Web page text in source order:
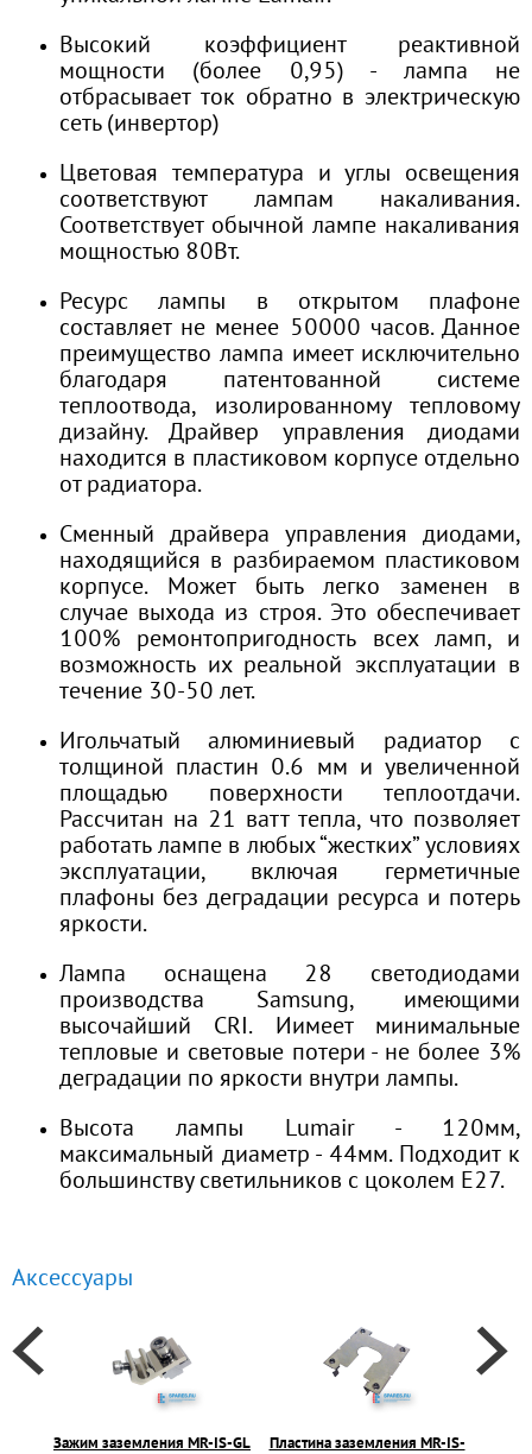
Высокий коэффициент реактивной
мощности (более 0,95) - лампа не
отбрасывает ток обратно в электрическую
сеть (инвертор)
Цветовая температура и углы освещения
соответствуют лампам накаливания.
Соответствует обычной лампе накаливания
мощностью 80Вт.
Ресурс лампы в открытом плафоне
составляет не менее 50000 часов. Данное
преимущество лампа имеет исключительно
благодаря патентованной системе
теплоотвода, изолированному тепловому
дизайну. Драйвер управления диодами
находится в пластиковом корпусе отдельно
от радиатора.
Сменный драйвера управления диодами,
находящийся в разбираемом пластиковом
корпусе. Может быть легко заменен в
случае выхода из строя. Это обеспечивает
100% ремонтопригодность всех ламп, и
возможность их реальной эксплуатации в
течение 30-50 лет.
Игольчатый алюминиевый радиатор с
толщиной пластин 0.6 мм и увеличенной
площадью поверхности теплоотдачи.
Рассчитан на 21 ватт тепла, что позволяет
работать лампе в любых “жестких” условиях
эксплуатации, включая герметичные
плафоны без деградации ресурса и потерь
яркости.
Лампа оснащена 28 светодиодами
производства Samsung, имеющими
высочайший CRI. Иимеет минимальные
тепловые и световые потери - не более 3%
деградации по яркости внутри лампы.
Высота лампы Lumair - 120мм,
максимальный диаметр - 44мм. Подходит к
большинству светильников с цоколем E27.
Аксессуары
Зажим заземления MR-IS-GL Пластина заземления MR-IS-